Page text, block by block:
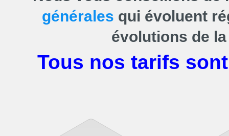
générales qui évoluent
évolutions de
Tous nos tarifs